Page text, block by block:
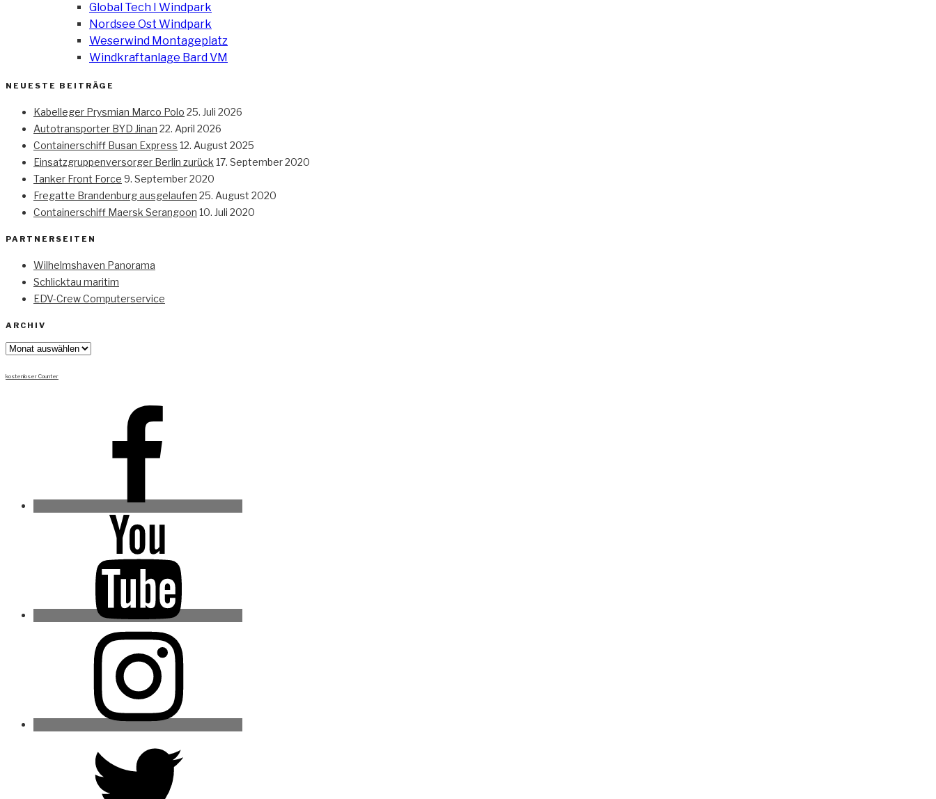
Global Tech I Windpark
Nordsee Ost Windpark
Weserwind Montageplatz
Windkraftanlage Bard VM
NEUESTE BEITRÄGE
Kabelleger Prysmian Marco Polo 25. Juli 2026
Autotransporter BYD Jinan 22. April 2026
Containerschiff Busan Express 12. August 2025
Einsatzgruppenversorger Berlin zurück 17. September 2020
Tanker Front Force 9. September 2020
Fregatte Brandenburg ausgelaufen 25. August 2020
Containerschiff Maersk Serangoon 10. Juli 2020
PARTNERSEITEN
Wilhelmshaven Panorama
Schlicktau maritim
EDV-Crew Computerservice
ARCHIV
Archiv
kostenloser Counter